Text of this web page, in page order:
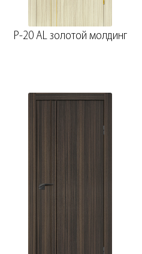
P-20 AL золотой молдинг